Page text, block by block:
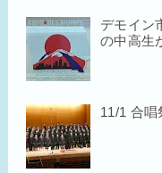
デモイン
の中高生
11/1 合唱